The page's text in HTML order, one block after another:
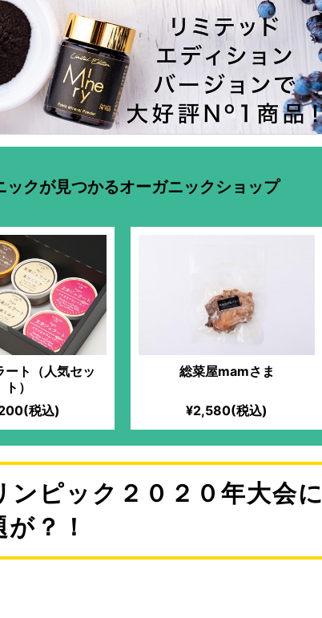
ックが見つかるオーガニックショップ
ート（人気セッ
ト）
税込)
総菜屋mamさま
¥2,580(税込)
ピック２０２０年大会に
？！